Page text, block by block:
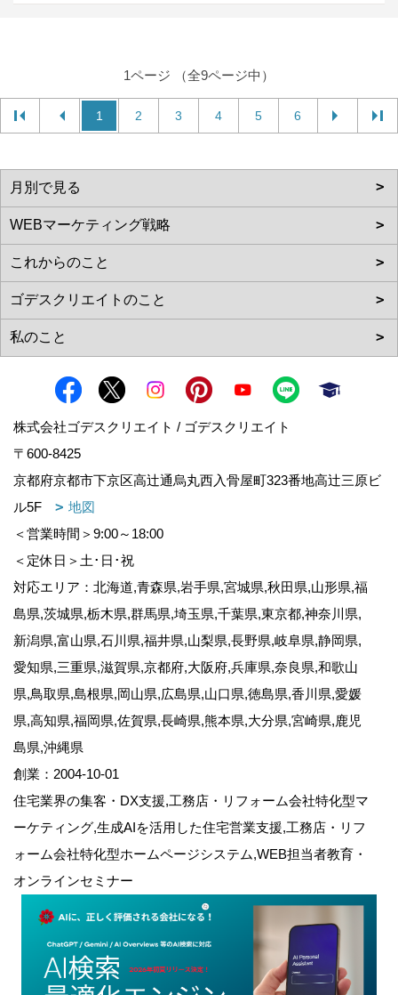
1ページ （全9ページ中）
1 2 3 4 5 6
株式会社ゴデスクリエイト / ゴデスクリエイト
〒600-8425
京都府京都市下京区高辻通烏丸西入骨屋町323番地高辻三原ビ
ル5F
地図
＜営業時間＞9:00～18:00
＜定休日＞土･日･祝
対応エリア：北海道,青森県,岩手県,宮城県,秋田県,山形県,福
島県,茨城県,栃木県,群馬県,埼玉県,千葉県,東京都,神奈川県,
新潟県,富山県,石川県,福井県,山梨県,長野県,岐阜県,静岡県,
愛知県,三重県,滋賀県,京都府,大阪府,兵庫県,奈良県,和歌山
県,鳥取県,島根県,岡山県,広島県,山口県,徳島県,香川県,愛媛
県,高知県,福岡県,佐賀県,長崎県,熊本県,大分県,宮崎県,鹿児
島県,沖縄県
創業：2004-10-01
住宅業界の集客・DX支援,工務店・リフォーム会社特化型マ
ーケティング,生成AIを活用した住宅営業支援,工務店・リフ
ォーム会社特化型ホームページシステム,WEB担当者教育・
オンラインセミナー